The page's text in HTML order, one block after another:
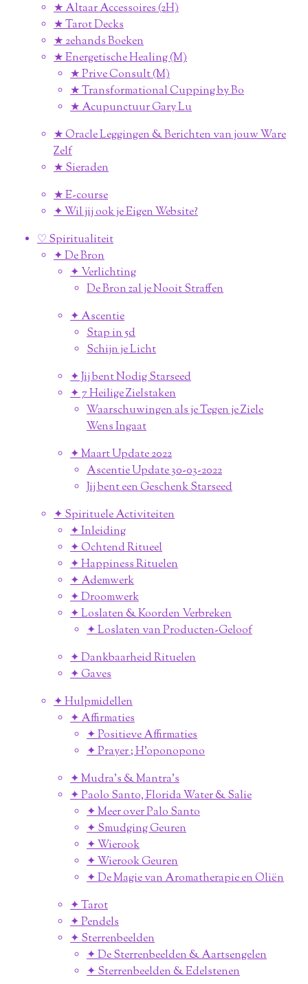
★ Altaar Accessoires (2H)
★ Tarot Decks
★ 2ehands Boeken
★ Energetische Healing (M)
★ Prive Consult (M)
★ Transformational Cupping by Bo
★ Acupunctuur Gary Lu
★ Oracle Leggingen & Berichten van jouw Ware
Zelf
★ Sieraden
★ E-course
✦ Wil jij ook je Eigen Website?
♡ Spiritualiteit
✦ De Bron
✦ Verlichting
De Bron zal je Nooit Straffen
✦ Ascentie
Stap in 5d
Schijn je Licht
✦ Jij bent Nodig Starseed
✦ 7 Heilige Zielstaken
Waarschuwingen als je Tegen je Ziele
Wens Ingaat
✦ Maart Update 2022
Ascentie Update 30-03-2022
Jij bent een Geschenk Starseed
✦ Spirituele Activiteiten
✦ Inleiding
✦ Ochtend Ritueel
✦ Happiness Rituelen
✦ Ademwerk
✦ Droomwerk
✦ Loslaten & Koorden Verbreken
✦ Loslaten van Producten-Geloof
✦ Dankbaarheid Rituelen
✦ Gaves
✦ Hulpmidellen
✦ Affirmaties
✦ Positieve Affirmaties
✦ Prayer ; H'oponopono
✦ Mudra's & Mantra's
✦ Paolo Santo, Florida Water & Salie
✦ Meer over Palo Santo
✦ Smudging Geuren
✦ Wierook
✦ Wierook Geuren
✦ De Magie van Aromatherapie en Oliën
✦ Tarot
✦ Pendels
✦ Sterrenbeelden
✦ De Sterrenbeelden & Aartsengelen
✦ Sterrenbeelden & Edelstenen